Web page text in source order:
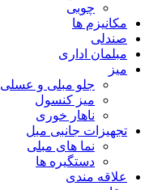
چوبی
مکانیزم ها
صندلی
مبلمان اداری
میز
جلو مبلی و عسلی
میز کنسول
ناهار خوری
تجهیزات جانبی مبل
نما های مبلی
دستگیره ها
علاقه مندی